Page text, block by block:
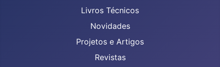
Livros Técnicos
Novidades
Projetos e Artigos
Revistas